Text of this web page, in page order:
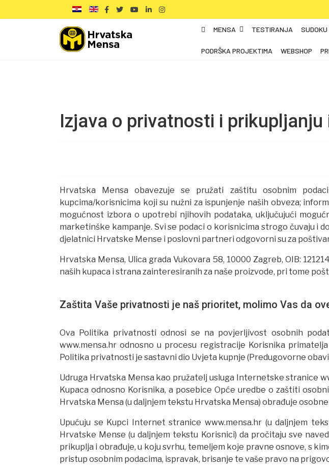
MENSA TESTIRANJA
PODRŠKA PROJEKTIMA WEBSHOP
Izjava o privatnosti i
Hrvatska Mensa obavezuje se pružati zaštitu osobnim
kupcima/korisnicima koji su nužni za ispunjenje naših obveza;
mogućnost izbora o upotrebi njihovih podataka, uključujući
marketinške kampanje. Svi se podaci o korisnicima strogo čuvaju i
djelatnici Hrvatske Mense i poslovni partneri odgovorni su za
Hrvatska Mensa, Ulica grada Vukovara 58, 10000 Zagreb, OIB:
naših kupaca i strana zainteresiranih za naše proizvode, pri tome
Zaštita Vaše privatnosti je naš prioritet, molimo Vas da
Ova Politika privatnosti odnosi se na povjerljivost osobnih
www.mensa.hr odnosno u procesu registracije Korisnika
Politika privatnosti je sastavni dio Uvjeta kupnje (Predugovorne
Udruga Hrvatska Mensa kao pružatelj usluga Internetske stranice
Kupaca odnosno Korisnika, a posebice Opće uredbe o zaštiti
Hrvatska Mensa (u daljnjem tekstu Hrvatska Mensa) obrađuje
Upućuju se Kupci Internet stranice www.mensa.hr (u daljnjem
Hrvatske Mense (u daljnjem tekstu Korisnici) da pročitaju sve
prikuplja i obrađuje, u koju svrhu, temeljem koje pravne osnove, s
pristup osobnim podacima, ispravak, brisanje te vaše pravo na